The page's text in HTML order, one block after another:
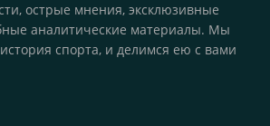
острые мнения, эксклюзивные
аналитические материалы. Мы
спорта, и делимся ею с вами